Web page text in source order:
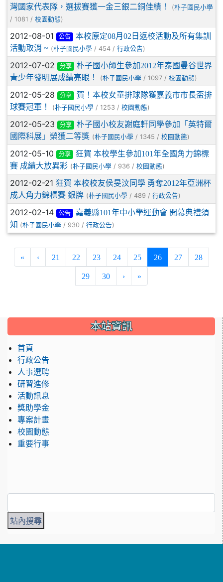
灣國家代表隊，選拔賽獲一金三銀二銅佳績！
(朴子國民小學
/ 1081 / 校園動態)
2012-08-01 公告
本校原定08月02日返校活動及所有集訓
活動取消 ~ (朴子國民小學 / 454 / 行政公告)
2012-07-02 分享
朴子國小師生參加2012年泰國曼谷世界
青少年發明展成績亮眼！
(朴子國民小學 / 1097 / 校園動態)
2012-05-28 分享
賀！本校女童排球隊獲嘉義市市長盃排
球賽冠軍！
(朴子國民小學 / 1253 / 校園動態)
2012-05-23 分享
朴子國小校友謝庭軒同學參加「英特爾
國際科展」榮獲二等獎 (朴子國民小學 / 1345 / 校園動態)
2012-05-10 分享
狂賀 本校學生參加101年全國角力錦標
賽 成績大放異彩 (朴子國民小學 / 936 / 校園動態)
2012-02-21 狂賀 本校校友侯旻汶同學 勇奪2012年亞洲杯
成人角力錦標賽 銀牌 (朴子國民小學 / 489 / 行政公告)
2012-02-14 公告
嘉義縣101年中小學運動會 開幕典禮須
知 (朴子國民小學 / 930 / 行政公告)
« ‹ 21 22 23 24 25 26(current)
27 28
29 30 › »
::: 本站資訊
首頁
行政公告
人事選聘
研習進修
活動訊息
獎助學金
專案計畫
校園動態
重要行事